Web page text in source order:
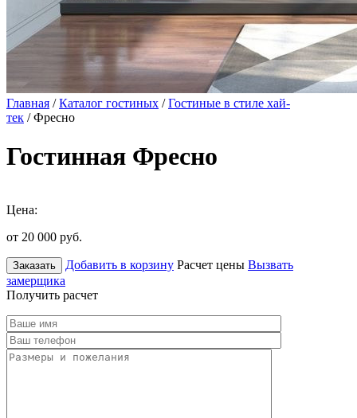
Главная /Каталог гостиных /Гостиные в стиле хай-
тек / Фресно
Гостинная Фресно
Цена:
от 20 000 руб.
Заказать Добавить в корзину Расчет цены Вызвать
замерщика
Получить расчет